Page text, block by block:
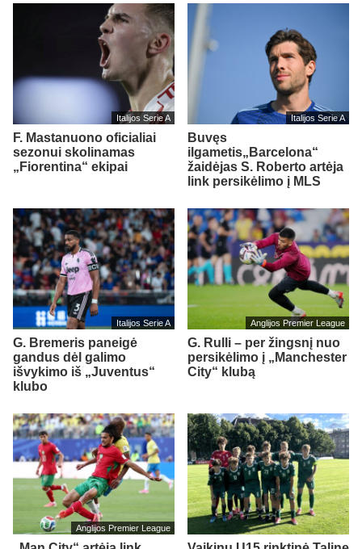
Italijos Serie A
F. Mastanuono oficialiai
sezonui skolinamas
„Fiorentina“ ekipai
Italijos Serie A
Buvęs
ilgametis„Barcelona“
žaidėjas S. Roberto artėja
link persikėlimo į MLS
Italijos Serie A
G. Bremeris paneigė
gandus dėl galimo
išvykimo iš „Juventus“
klubo
Anglijos Premier League
G. Rulli – per žingsnį nuo
persikėlimo į „Manchester
City“ klubą
Anglijos Premier League